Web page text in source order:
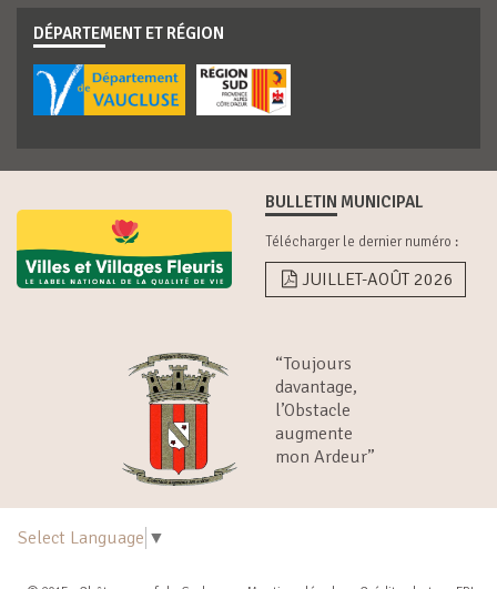
DÉPARTEMENT ET RÉGION
BULLETIN MUNICIPAL
Télécharger le dernier numéro :
JUILLET-AOÛT 2026
“Toujours
davantage,
l’Obstacle
augmente
mon Ardeur”
Select Language ▼